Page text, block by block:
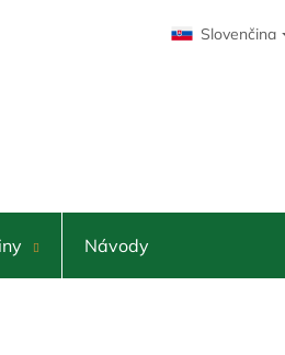
Slovenčina
Návody